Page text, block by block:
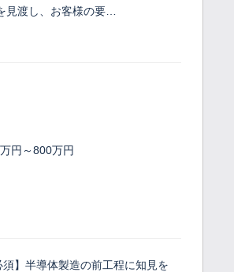
見渡し、お客様の要…
円～800万円
須】半導体製造の前工程に知見を